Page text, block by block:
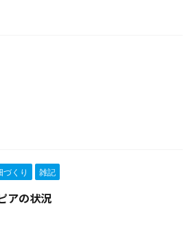
づくり 雑記
アの状況